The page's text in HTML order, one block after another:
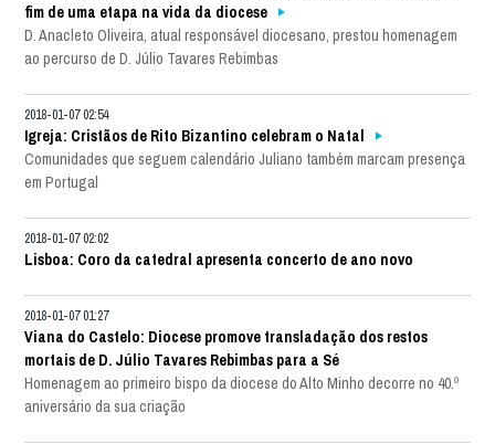
fim de uma etapa na vida da diocese
D. Anacleto Oliveira, atual responsável diocesano, prestou homenagem
ao percurso de D. Júlio Tavares Rebimbas
2018-01-07 02:54
Igreja: Cristãos de Rito Bizantino celebram o Natal
Comunidades que seguem calendário Juliano também marcam presença
em Portugal
2018-01-07 02:02
Lisboa: Coro da catedral apresenta concerto de ano novo
2018-01-07 01:27
Viana do Castelo: Diocese promove transladação dos restos
mortais de D. Júlio Tavares Rebimbas para a Sé
Homenagem ao primeiro bispo da diocese do Alto Minho decorre no 40.º
aniversário da sua criação